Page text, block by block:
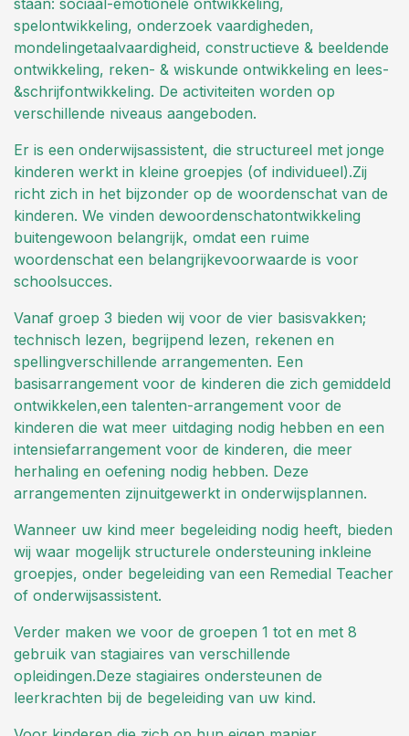
spelontwikkeling, onderzoek vaardigheden,
mondelingetaalvaardigheid, constructieve & beeldende
ontwikkeling, reken- & wiskunde ontwikkeling en lees-
&schrijfontwikkeling. De activiteiten worden op
verschillende niveaus aangeboden.
Er is een onderwijsassistent, die structureel met jonge
kinderen werkt in kleine groepjes (of individueel).Zij
richt zich in het bijzonder op de woordenschat van de
kinderen. We vinden dewoordenschatontwikkeling
buitengewoon belangrijk, omdat een ruime
woordenschat een belangrijkevoorwaarde is voor
schoolsucces.
Vanaf groep 3 bieden wij voor de vier basisvakken;
technisch lezen, begrijpend lezen, rekenen en
spellingverschillende arrangementen. Een
basisarrangement voor de kinderen die zich gemiddeld
ontwikkelen,een talenten-arrangement voor de
kinderen die wat meer uitdaging nodig hebben en een
intensiefarrangement voor de kinderen, die meer
herhaling en oefening nodig hebben. Deze
arrangementen zijnuitgewerkt in onderwijsplannen.
Wanneer uw kind meer begeleiding nodig heeft, bieden
wij waar mogelijk structurele ondersteuning inkleine
groepjes, onder begeleiding van een Remedial Teacher
of onderwijsassistent.
Verder maken we voor de groepen 1 tot en met 8
gebruik van stagiaires van verschillende
opleidingen.Deze stagiaires ondersteunen de
leerkrachten bij de begeleiding van uw kind.